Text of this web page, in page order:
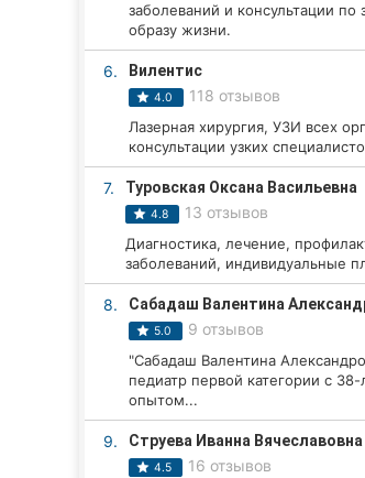
Хмельницкий
Одесса
Запорожье
заболеваний и консультации по
образу жизни.
6. Вилентис
4.0 118 отзывов
Лазерная хирургия, УЗИ всех
консультации узких
7. Туровская Оксана Васильевна
4.8 13 отзывов
Диагностика, лечение,
заболеваний, индивидуальные
8. Сабадаш Валентина
5.0 9 отзывов
"Сабадаш Валентина
педиатр первой категории с
опытом...
9. Струева Иванна Вячеславовна
4.5 16 отзывов